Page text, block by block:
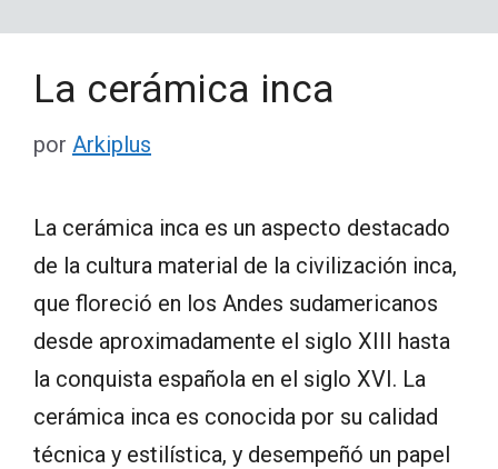
La cerámica inca
por Arkiplus
La cerámica inca es un aspecto destacado
de la cultura material de la civilización inca,
que floreció en los Andes sudamericanos
desde aproximadamente el siglo XIII hasta
la conquista española en el siglo XVI. La
cerámica inca es conocida por su calidad
técnica y estilística, y desempeñó un papel